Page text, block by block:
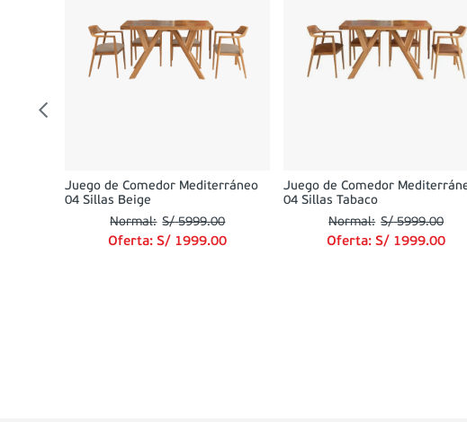
Juego de Comedor Mediterráneo
04 Sillas Beige
S/ 5999.00
Oferta:S/ 1999.00
Juego de Comedor
04 Sillas Tabaco
S/ 5999.00
Oferta:S/ 1999.00